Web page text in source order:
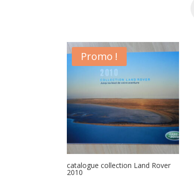
Promo !
catalogue collection Land Rover
2010